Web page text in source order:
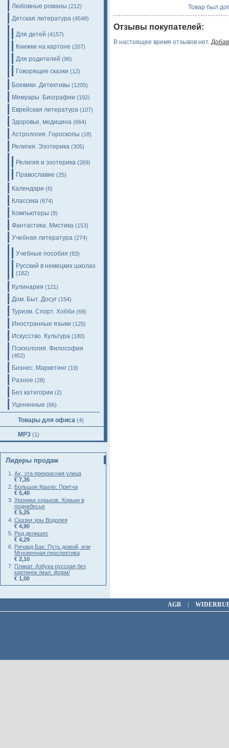
Любовные романы (212)
Детская литература (4548)
Для детей (4157)
Книжки на картоне (207)
Для родителей (96)
Говорящие сказки (12)
Боевики. Детективы (1205)
Мемуары. Биографии (192)
Еврейская литература (107)
Здоровье, медицина (664)
Астрология. Гороскопы (18)
Религия. Эзотерика (305)
Религия и эзотерика (269)
Православие (25)
Календари (6)
Классика (674)
Компьютеры (8)
Фантастика. Мистика (153)
Учебная литература (274)
Учебные пособия (83)
Русский в немецких школах
(182)
Кулинария (121)
Дом. Быт. Досуг (154)
Туризм. Спорт. Хобби (69)
Иностранные языки (125)
Искусство. Культура (180)
Психология. Философия
(452)
Бизнес. Маркетинг (19)
Разное (28)
Без категории (2)
Уцененные (66)
Товары для офиса (4)
MP3 (1)
Лидеры продаж
Ах, эта прекрасная улица
€ 7,35
Большое Крыло: Притча
€ 5,40
Хроники хорьков. Хорьки в
поднебесье
€ 5,25
Сказки эры Водолея
€ 4,90
Ред делишес
€ 4,29
Ричард Бах: Путь домой, или
Мгновенная перспектива
€ 2,10
Плакат. Азбука русская без
картинок /мал. форм/
€ 1,00
Товар был
Отзывы покупателей:
В настоящее время отзывов нет.
AGB